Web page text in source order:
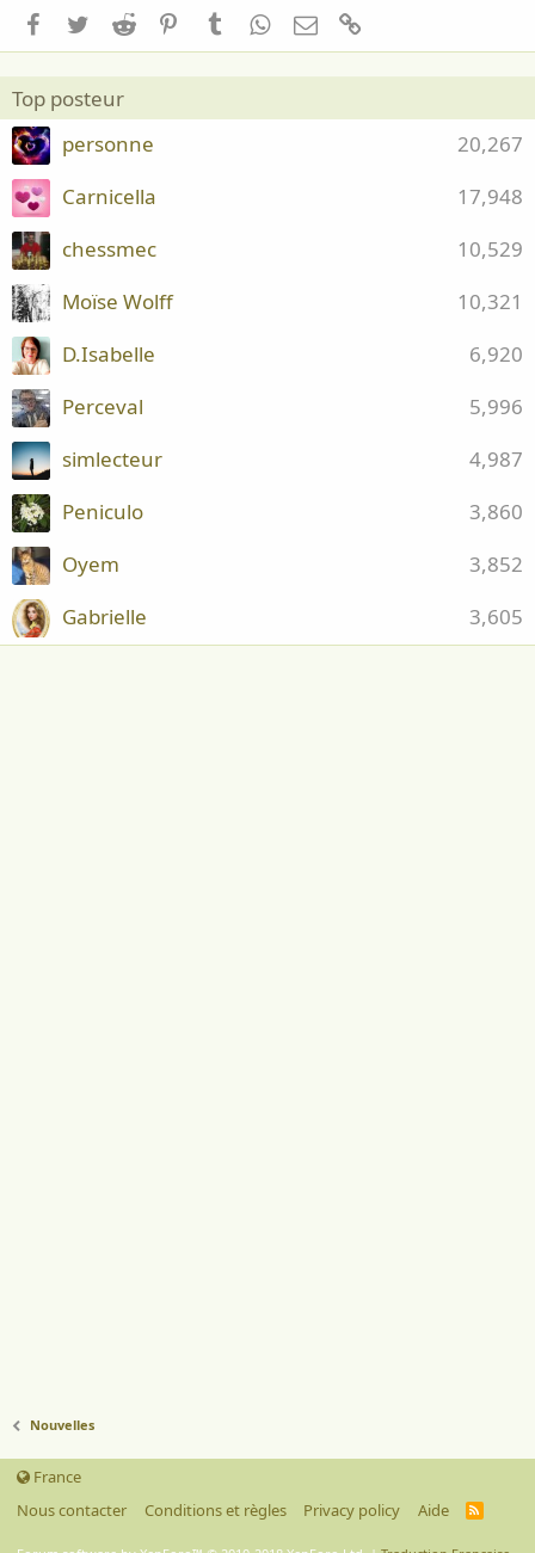
Facebook
TwitterReddit PinterestTumblrWhatsApp
Email
Top posteur
20,267
personne
17,948
Carnicella
10,529
chessmec
10,321
Moïse Wolff
6,920
D.Isabelle
5,996
Perceval
4,987
simlecteur
3,860
Peniculo
3,852
Oyem
3,605
Gabrielle
Nouvelles
France
Nous contacter
Conditions et règles Privacy policy Aide
R
S